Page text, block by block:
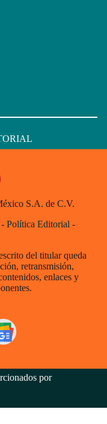
S.A. de C.V.
- Política Editorial -
del titular queda
retransmisión,
enlaces y
por